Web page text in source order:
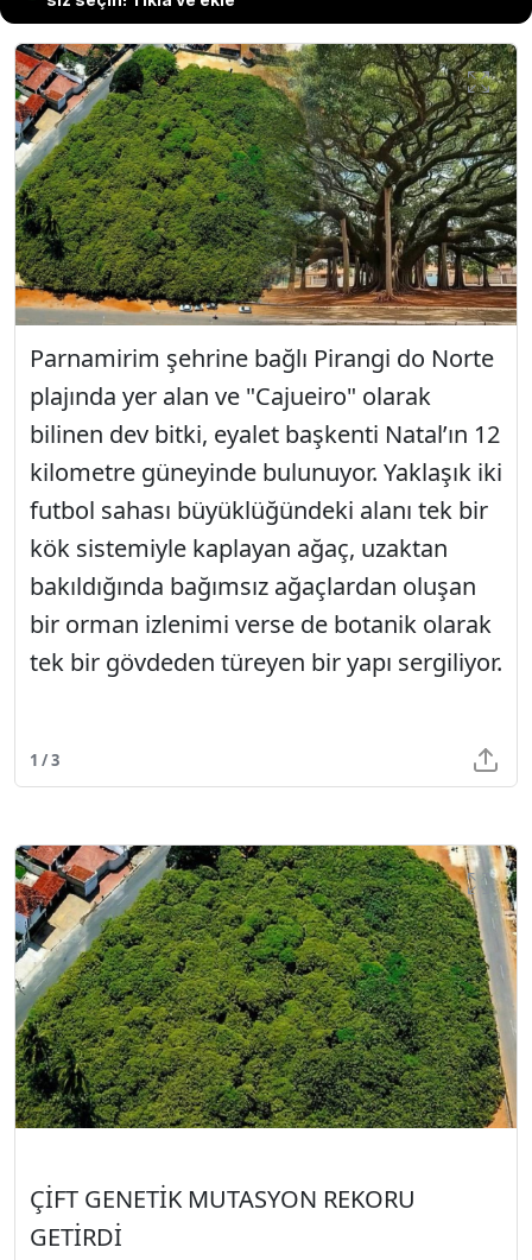
Parnamirim şehrine bağlı Pirangi do Norte
plajında yer alan ve "Cajueiro" olarak
bilinen dev bitki, eyalet başkenti Natal’ın 12
kilometre güneyinde bulunuyor. Yaklaşık iki
futbol sahası büyüklüğündeki alanı tek bir
kök sistemiyle kaplayan ağaç, uzaktan
bakıldığında bağımsız ağaçlardan oluşan
bir orman izlenimi verse de botanik olarak
tek bir gövdeden türeyen bir yapı sergiliyor.
1 / 3
ÇİFT GENETİK MUTASYON REKORU
GETİRDİ